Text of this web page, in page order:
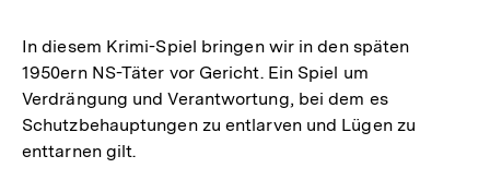
In diesem Krimi-Spiel bringen wir in den späten
1950ern NS-Täter vor Gericht. Ein Spiel um
Verdrängung und Verantwortung, bei dem es
Schutzbehauptungen zu entlarven und Lügen zu
enttarnen gilt.